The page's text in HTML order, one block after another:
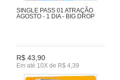
SINGLE PASS 01 ATRAÇÃO
AGOSTO - 1 DIA - BIG DROP
R$ 43,90
Em até 10X de R$ 4,39